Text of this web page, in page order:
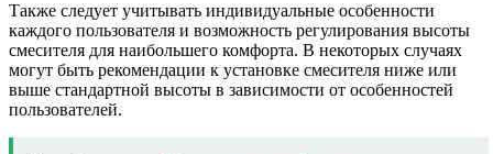
Также следует учитывать индивидуальные особенности
каждого пользователя и возможность регулирования высоты
смесителя для наибольшего комфорта. В некоторых случаях
могут быть рекомендации к установке смесителя ниже или
выше стандартной высоты в зависимости от особенностей
пользователей.